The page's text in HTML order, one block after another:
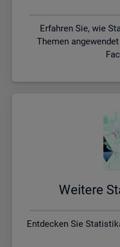
Erfahren Sie, wie
Themen
Wei­te­re
Entdecken Sie